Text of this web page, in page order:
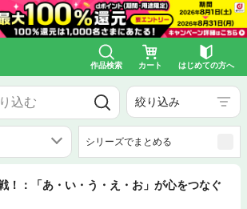
作品検索 カート はじめての方へ
絞り込み
シリーズでまとめる
！：「あ・い・う・え・お」が心をつなぐ